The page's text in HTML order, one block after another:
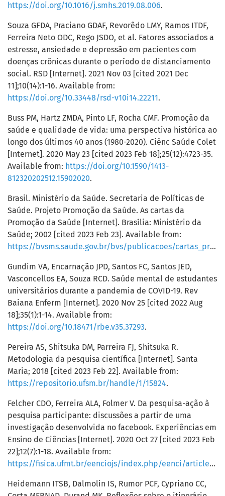
https://doi.org/10.1016/j.smhs.2019.08.006.
Souza GFDA, Praciano GDAF, Revorêdo LMY, Ramos ITDF,
Ferreira Neto ODC, Rego JSDO, et al. Fatores associados a
estresse, ansiedade e depressão em pacientes com
doenças crônicas durante o período de distanciamento
social. RSD [Internet]. 2021 Nov 03 [cited 2021 Dec
11];10(14):1-16. Available from:
https://doi.org/10.33448/rsd-v10i14.22211.
Buss PM, Hartz ZMDA, Pinto LF, Rocha CMF. Promoção da
saúde e qualidade de vida: uma perspectiva histórica ao
longo dos últimos 40 anos (1980-2020). Ciênc Saúde Colet
[Internet]. 2020 May 23 [cited 2023 Feb 18];25(12):4723-35.
Available from: https://doi.org/10.1590/1413-
812320202512.15902020.
Brasil. Ministério da Saúde. Secretaria de Políticas de
Saúde. Projeto Promoção da Saúde. As cartas da
Promoção da Saúde [Internet]. Brasília: Ministério da
Saúde; 2002 [cited 2023 Feb 23]. Available from:
https://bvsms.saude.gov.br/bvs/publicacoes/cartas_promocao.pdf
Gundim VA, Encarnação JPD, Santos FC, Santos JED,
Vasconcellos EA, Souza RCD. Saúde mental de estudantes
universitários durante a pandemia de COVID-19. Rev
Baiana Enferm [Internet]. 2020 Nov 25 [cited 2022 Aug
18];35(1):1-14. Available from:
https://doi.org/10.18471/rbe.v35.37293.
Pereira AS, Shitsuka DM, Parreira FJ, Shitsuka R.
Metodologia da pesquisa científica [Internet]. Santa
Maria; 2018 [cited 2023 Feb 22]. Available from:
https://repositorio.ufsm.br/handle/1/15824.
Felcher CDO, Ferreira ALA, Folmer V. Da pesquisa-ação à
pesquisa participante: discussões a partir de uma
investigação desenvolvida no facebook. Experiências em
Ensino de Ciências [Internet]. 2020 Oct 27 [cited 2023 Feb
22];12(7):1-18. Available from:
https://fisica.ufmt.br/eenciojs/index.php/eenci/article/view/677
Heidemann ITSB, Dalmolin IS, Rumor PCF, Cypriano CC,